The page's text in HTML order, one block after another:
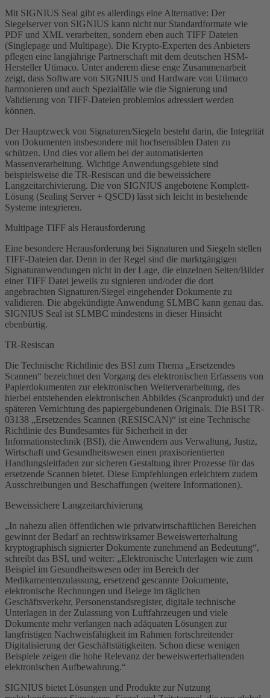
Mit SIGNIUS Seal gibt es allerdings eine Alternative: Der
Siegelserver von SIGNIUS kann nicht nur Standardformate wie
PDF und XML verarbeiten, sondern eben auch TIFF Dateien
(Singlepage und Multipage). Die Krypto-Experten des Anbieters
pflegen eine langjährige Partnerschaft mit dem deutschen HSM-
Hersteller Utimaco. Unter anderem diese enge Zusammenarbeit
zeigt, dass Software von SIGNIUS und Hardware von Utimaco
harmonieren und auch Spezialfälle wie die Signierung und
Validierung von TIFF-Dateien problemlos adressiert werden
können.
Der Hauptzweck von Signaturen/Siegeln besteht darin, die Integrität
von Dokumenten insbesondere mit hochsensiblen Daten zu
schützen. Und dies vor allem bei der automatisierten
Massenverarbeitung. Wichtige Anwendungsgebiete sind
beispielsweise die TR-Resiscan und die beweissichere
Langzeitarchivierung. Die von SIGNIUS angebotene Komplett-
Lösung (Sealing Server + QSCD) lässt sich leicht in bestehende
Systeme integrieren.
Multipage TIFF als Herausforderung
Eine besondere Herausforderung bei Signaturen und Siegeln stellen
TIFF-Dateien dar. Denn in der Regel sind die marktgängigen
Signaturanwendungen nicht in der Lage, die einzelnen Seiten/Bilder
einer TIFF Datei jeweils zu signieren und/oder die dort
angebrachten Signaturen/Siegel eingehender Dokumente zu
validieren. Die abgekündigte Anwendung SLMBC kann genau das.
SIGNIUS Seal ist SLMBC mindestens in dieser Hinsicht
ebenbürtig.
TR-Resiscan
Die Technische Richtlinie des BSI zum Thema „Ersetzendes
Scannen“ bezeichnet den Vorgang des elektronischen Erfassens von
Papierdokumenten zur elektronischen Weiterverarbeitung, des
hierbei entstehenden elektronischen Abbildes (Scanprodukt) und der
späteren Vernichtung des papiergebundenen Originals. Die BSI TR-
03138 „Ersetzendes Scannen (RESISCAN)“ ist eine Technische
Richtlinie des Bundesamtes für Sicherheit in der
Informationstechnik (BSI), die Anwendern aus Verwaltung, Justiz,
Wirtschaft und Gesundheitswesen einen praxisorientierten
Handlungsleitfaden zur sicheren Gestaltung ihrer Prozesse für das
ersetzende Scannen bietet. Diese Empfehlungen erleichtern zudem
Ausschreibungen und Beschaffungen (weitere Informationen).
Beweissichere Langzeitarchivierung
„In nahezu allen öffentlichen wie privatwirtschaftlichen Bereichen
gewinnt der Bedarf an rechtswirksamer Beweiswerterhaltung
kryptographisch signierter Dokumente zunehmend an Bedeutung“,
schreibt das BSI, und weiter: „Elektronische Unterlagen wie zum
Beispiel im Gesundheitswesen oder im Bereich der
Medikamentenzulassung, ersetzend gescannte Dokumente,
elektronische Rechnungen und Belege im täglichen
Geschäftsverkehr, Personenstandsregister, digitale technische
Unterlagen in der Zulassung von Luftfahrzeugen und viele
Dokumente mehr verlangen nach adäquaten Lösungen zur
langfristigen Nachweisfähigkeit im Rahmen fortschreitender
Digitalisierung der Geschäftstätigkeiten. Schon diese wenigen
Beispiele zeigen die hohe Relevanz der beweiswerterhaltenden
elektronischen Aufbewahrung.“
SIGNIUS bietet Lösungen und Produkte zur Nutzung